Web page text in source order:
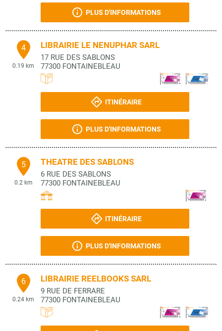
PLUS D'INFORMATIONS
4
0.19 km
LIBRAIRIE LE NENUPHAR SARL
17 RUE DES SABLONS
77300 FONTAINEBLEAU
ITINÉRAIRE
PLUS D'INFORMATIONS
5
0.2 km
THEATRE DES SABLONS
6 RUE DES SABLONS
77300 FONTAINEBLEAU
ITINÉRAIRE
PLUS D'INFORMATIONS
6
0.24 km
LIBRAIRIE REELBOOKS SARL
9 RUE DE FERRARE
77300 FONTAINEBLEAU